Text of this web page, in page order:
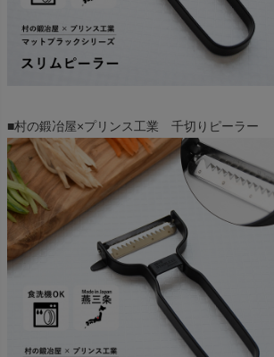
■村の鍛冶屋×プリンス工業 千切りピーラー